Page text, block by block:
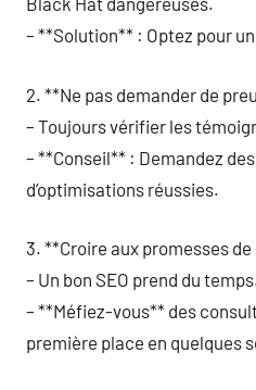
– **Solution** : Optez pour
2. **Ne pas demander de
– Toujours vérifier les
– **Conseil** : Demandez
d’optimisations réussies.
3. **Croire aux promesses
– Un bon SEO prend du
– **Méfiez-vous** des
première place en quelques